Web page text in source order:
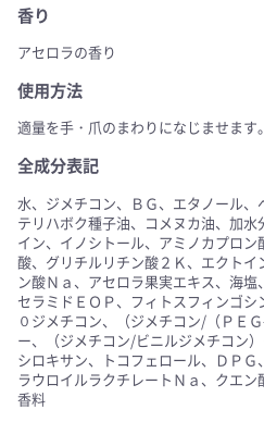
香り
アセロラの香り
使用方法
適量を手・爪のまわりになじませます。
全成分表記
水、ジメチコン、ＢＧ、エタノール、
テリハボク種子油、コメヌカ油、加
イン、イノシトール、アミノカプロ
酸、グリチルリチン酸２Ｋ、エクト
ン酸Ｎａ、アセロラ果実エキス、海塩
セラミドＥＯＰ、フィトスフィンゴシ
０ジメチコン、（ジメチコン/（ＰＥ
ー、（ジメチコン/ビニルジメチコン
シロキサン、トコフェロール、ＤＰＧ
ラウロイルラクチレートＮａ、クエン
香料